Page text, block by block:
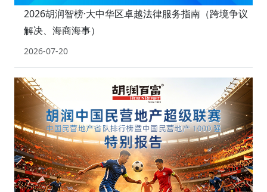
2026胡润智榜·大中华区卓越法律服务指南（跨境争议
解决、海商海事）
2026-07-20